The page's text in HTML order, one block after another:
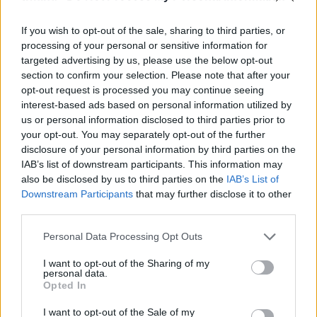
If you wish to opt-out of the sale, sharing to third parties, or
processing of your personal or sensitive information for
targeted advertising by us, please use the below opt-out
section to confirm your selection. Please note that after your
opt-out request is processed you may continue seeing
interest-based ads based on personal information utilized by
us or personal information disclosed to third parties prior to
your opt-out. You may separately opt-out of the further
disclosure of your personal information by third parties on the
IAB’s list of downstream participants. This information may
also be disclosed by us to third parties on the IAB’s List of
Downstream Participants that may further disclose it to other
Please note that this website/app uses one or more Google
not limited to your visit or usage behaviour. You may click to
grant or deny consent to Google and its third-party tags to
use your data for below specified purposes in below Google
consent section.
Personal Data Processing Opt Outs
I want to opt-out of the Sharing of my
personal data.
Opted In
I want to opt-out of the Sale of my
Te szoktad?
08. 02.
SOKAN ROSSZUL TÁROLJÁK A GYÓGYSZEREIKET –
EMIATT CSÖKKENHET A HATÁSUK
Érdemes odafigyelni rá
08. 01.
EGYRE TÖBB FIATALNÁL JELENTKEZIK EZ A
VITAMINHIÁNY – ILYEN JELEKRE FIGYELJ
Erre figyelj!
07. 31.
NEM A CITROMSAV, AZ ECET VAGY A
SZÓDABIKARBÓNA A LEGERŐSEBB: EZT HASZNÁLJÁK A
SZÁLLODÁKBAN A VÍZKŐ ELLEN
24 ÓRA TOVÁBBI HÍREI
24 óra